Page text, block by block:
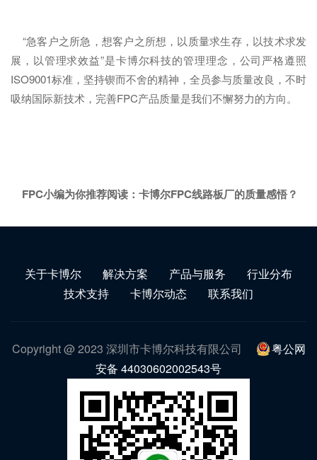
“急客户之所急，想客户之所想，以质量求生存，以技术求发
展，以管理求效益”是卡博尔科技的管理理念，公司严格遵照
ISO9001标准，坚持锲而不舍的精神，全员参与质量改良，不时
吸纳国际新技术，完善FPC产品质量是我们不懈努力的方向。
FPC小编为你推荐阅读： 卡博尔FPC线路板厂的质量感悟？
关于卡博尔 解决方案 产品与服务
行业分布
技术支持
卡博尔动态 联系我们
Copyright @ 2023 深圳市卡博尔科技有限公司
粤公网
安备 44030602002543号